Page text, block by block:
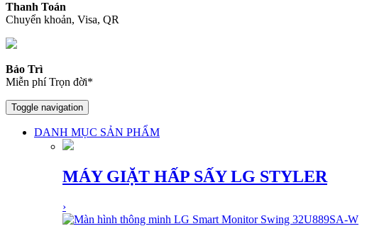
Thanh Toán
Chuyển khoản, Visa, QR
Bảo Trì
Miễn phí Trọn đời*
Toggle navigation
DANH MỤC SẢN PHẨM
MÁY GIẶT HẤP SẤY LG STYLER
›